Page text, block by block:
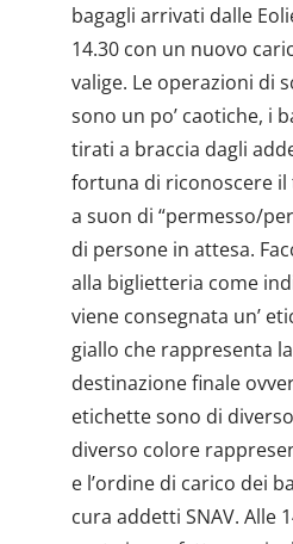
bagagli arrivati dalle
14.30 con un nuovo
valige. Le operazioni di
sono un po’ caotiche, i
tirati a braccia dagli
fortuna di riconoscere
a suon di “permesso/
di persone in attesa.
alla biglietteria come
viene consegnata un’
giallo che rappresenta
destinazione finale
etichette sono di
diverso colore
e l’ordine di carico dei
cura addetti SNAV. Alle